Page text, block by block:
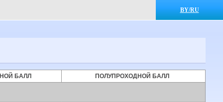
BY/RU
БАЛЛ ПОЛУПРОХОДНОЙ БАЛЛ